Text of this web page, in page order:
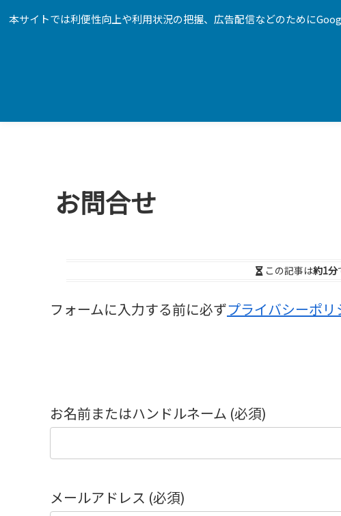
Google VR
本サ
お問合せ
この記事は約1分
フォームに入力する前に必ずプライバシーポリ
お名前またはハンドルネーム (必須)
メールアドレス (必須)
本サイトでは利便性向上や利用状況の把握、広告配信などのために